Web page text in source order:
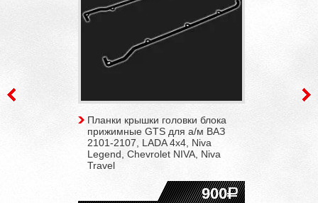
Планки крышки головки блока
прижимные GTS для а/м ВАЗ
2101-2107, LADA 4x4, Niva
Legend, Chevrolet NIVA, Niva
Travel
900